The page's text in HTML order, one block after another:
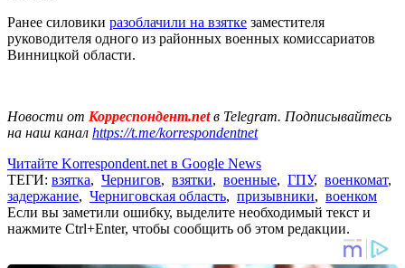
Ранее силовики разоблачили на взятке заместителя
руководителя одного из районных военных комиссариатов
Винницкой области.
Новости от Корреспондент.netв Telegram. Подписывайтесь
на наш канал https://t.me/korrespondentnet
Читайте Korrespondent.net в Google News
ТЕГИ: взятка, Чернигов, взятки, военные, ГПУ, военкомат,
задержание, Черниговская область, призывники, военком
Если вы заметили ошибку, выделите необходимый текст и
нажмите Ctrl+Enter, чтобы сообщить об этом редакции.